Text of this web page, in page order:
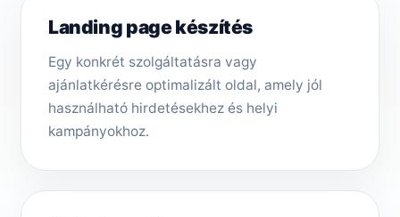
Landing page készítés
Egy konkrét szolgáltatásra vagy
ajánlatkérésre optimalizált oldal, amely jól
használható hirdetésekhez és helyi
kampányokhoz.